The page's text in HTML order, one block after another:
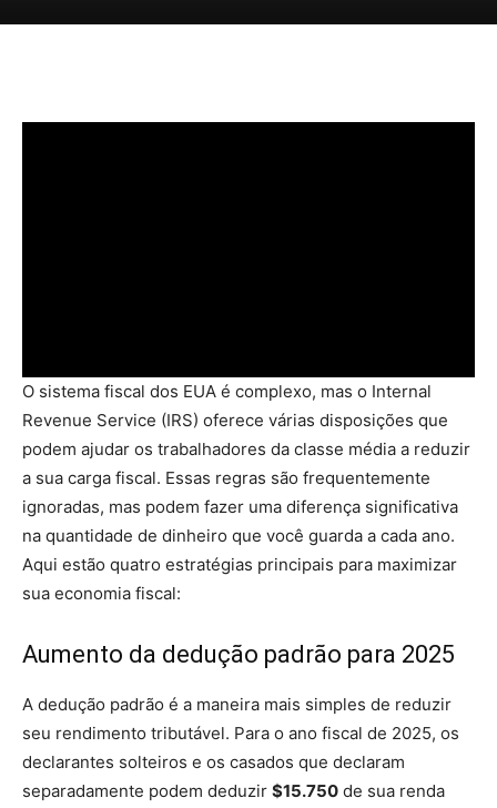
O sistema fiscal dos EUA é complexo, mas o Internal
Revenue Service (IRS) oferece várias disposições que
podem ajudar os trabalhadores da classe média a reduzir
a sua carga fiscal. Essas regras são frequentemente
ignoradas, mas podem fazer uma diferença significativa
na quantidade de dinheiro que você guarda a cada ano.
Aqui estão quatro estratégias principais para maximizar
sua economia fiscal:
Aumento da dedução padrão para 2025
A dedução padrão é a maneira mais simples de reduzir
seu rendimento tributável. Para o ano fiscal de 2025, os
declarantes solteiros e os casados ​​que declaram
separadamente podem deduzir $15.750 de sua renda